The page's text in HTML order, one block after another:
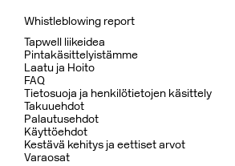
Whistleblowing report
Tapwell liikeidea
Pintakäsittelyistämme
Laatu ja Hoito
FAQ
Tietosuoja ja henkilötietojen käsittely
Takuuehdot
Palautusehdot
Käyttöehdot
Kestävä kehitys ja eettiset arvot
Varaosat